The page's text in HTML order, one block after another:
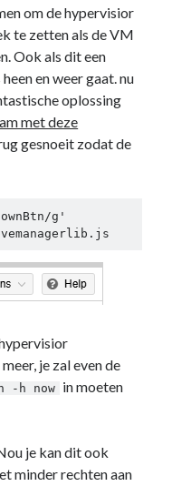
om de hypervisior
te zetten als de VM
Ook als dit een
en weer gaat. nu
oplossing
met deze
gesnoeit zodat de
g'
je zal even de
-h now in moeten
je kan dit ook
minder rechten aan